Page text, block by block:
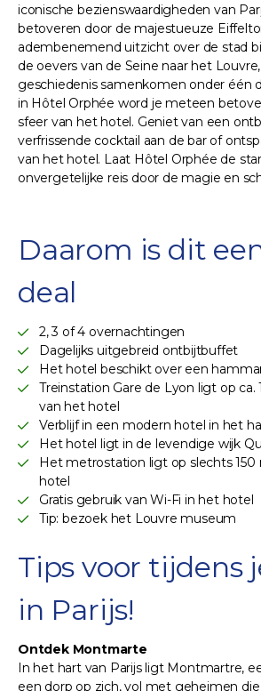
iconische bezienswaardigheden van
betoveren door de majestueuze
adembenemend uitzicht over de stad
de oevers van de Seine naar het
geschiedenis samenkomen onder één
in Hôtel Orphée word je meteen
sfeer van het hotel. Geniet van een
verfrissende cocktail aan de bar of
van het hotel. Laat Hôtel Orphée de
onvergetelijke reis door de magie en
Daarom is dit
deal
2, 3 of 4 overnachtingen
Dagelijks uitgebreid ontbijtbuffet
Het hotel beschikt over een
Treinstation Gare de Lyon ligt op
van het hotel
Verblijf in een modern hotel in het
Het hotel ligt in de levendige wijk
Het metrostation ligt op slechts
hotel
Gratis gebruik van Wi-Fi in het hotel
Tip: bezoek het Louvre museum
Tips voor tijdens
in Parijs!
Ontdek Montmarte
In het hart van Parijs ligt Montmartre,
een dorp op zich, vol met geheimen